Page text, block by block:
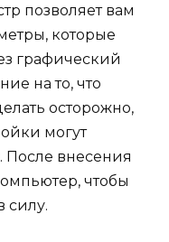
позволяет вам
которые
графический
на то, что
осторожно,
могут
После внесения
чтобы
силу.